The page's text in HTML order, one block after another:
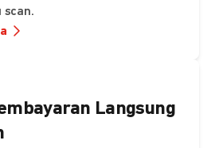
scan.
Langsung